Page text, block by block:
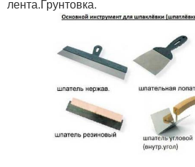
лента.Грунтовка.